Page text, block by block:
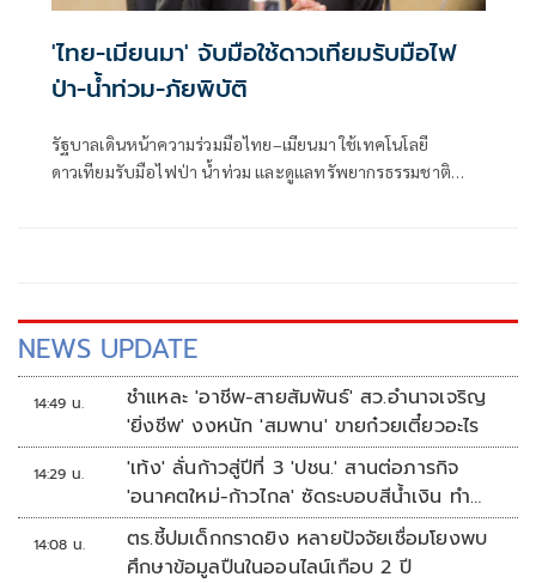
'ไทย-เมียนมา' จับมือใช้ดาวเทียมรับมือไฟ
ป่า-น้ำท่วม-ภัยพิบัติ
รัฐบาลเดินหน้าความร่วมมือไทย–เมียนมา ใช้เทคโนโลยี
ดาวเทียมรับมือไฟป่า น้ำท่วม และดูแลทรัพยากรธรรมชาติ
NEWS UPDATE
14:49 น.
ชำแหละ 'อาชีพ-สายสัมพันธ์' สว.อำนาจเจริญ
'ยิ่งชีพ' งงหนัก 'สมพาน' ขายก๋วยเตี๋ยวอะไร
14:29 น.
'เท้ง' ลั่นก้าวสู่ปีที่ 3 'ปชน.' สานต่อภารกิจ
'อนาคตใหม่-ก้าวไกล' ซัดระบอบสีน้ำเงิน ทำ
หลักนิติรัฐ-นิติธรรมสั่นคลอน
14:08 น.
ตร.ชี้ปมเด็กกราดยิง หลายปัจจัยเชื่อมโยงพบ
ศึกษาข้อมูลปืนในออนไลน์เกือบ 2 ปี